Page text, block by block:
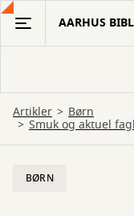
Gå
hovedindhold
AARHUS
Artikler Børn
Smuk og aktuel
BØRN